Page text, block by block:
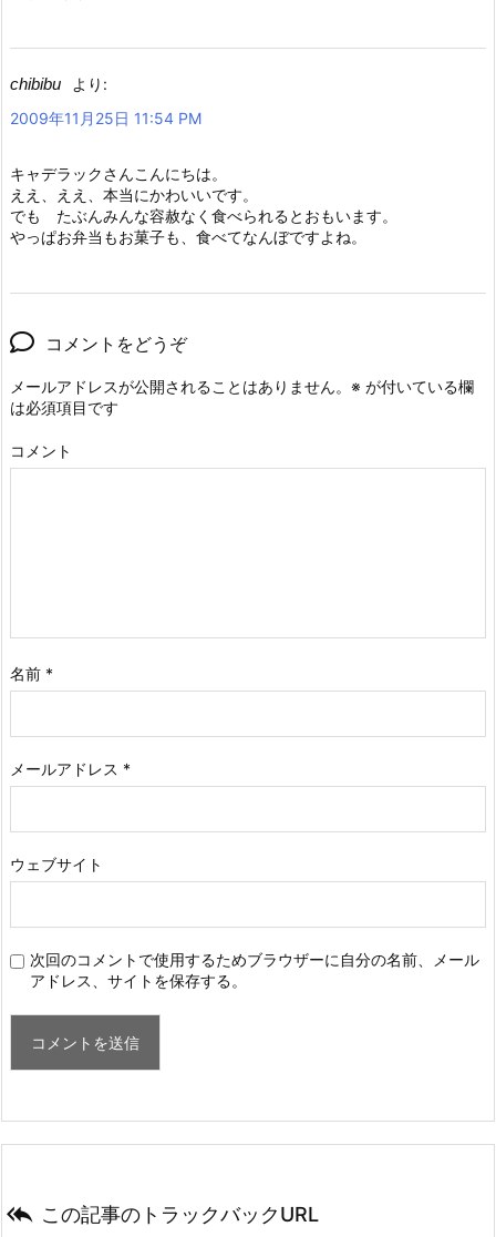
chibibu
より:
2009年11月25日 11:54 PM
キャデラックさんこんにちは。
ええ、ええ、本当にかわいいです。
でも たぶんみんな容赦なく食べられるとおもいます。
やっぱお弁当もお菓子も、食べてなんぼですよね。
コメントをどうぞ
メールアドレスが公開されることはありません。 ※ が付いている欄
は必須項目です
コメント
名前 *
メールアドレス *
ウェブサイト
次回のコメントで使用するためブラウザーに自分の名前、メール
アドレス、サイトを保存する。
 この記事のトラックバックURL